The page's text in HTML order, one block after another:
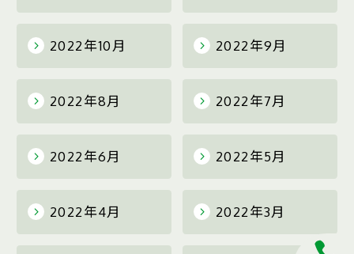
2022年10月 2022年9月
2022年8月 2022年7月
2022年6月 2022年5月
2022年4月 2022年3月